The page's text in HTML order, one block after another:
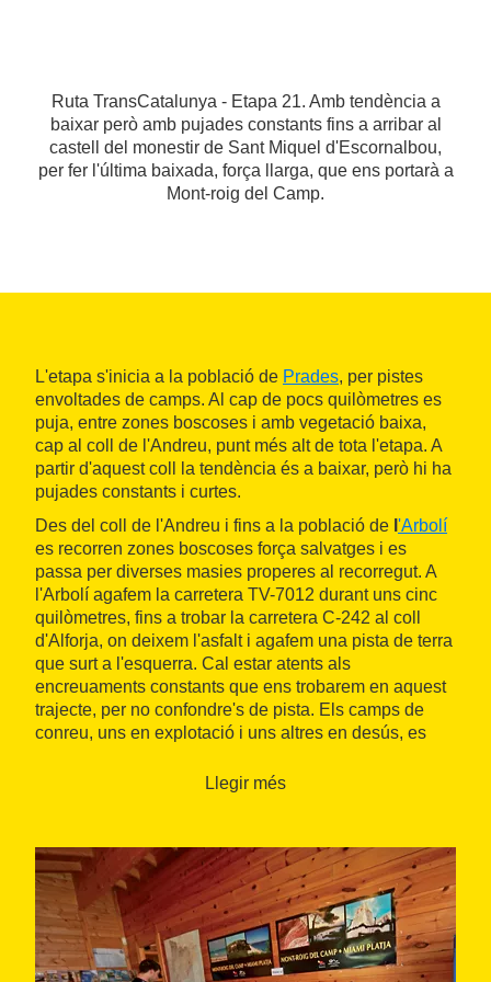
Ruta TransCatalunya - Etapa 21. Amb tendència a
baixar però amb pujades constants fins a arribar al
castell del monestir de Sant Miquel d'Escornalbou,
per fer l'última baixada, força llarga, que ens portarà a
Mont-roig del Camp.
L'etapa s'inicia a la població de Prades, per pistes
envoltades de camps. Al cap de pocs quilòmetres es
puja, entre zones boscoses i amb vegetació baixa,
cap al coll de l'Andreu, punt més alt de tota l'etapa. A
partir d'aquest coll la tendència és a baixar, però hi ha
pujades constants i curtes.
Des del coll de l'Andreu i fins a la població de 'Arbolí
es recorren zones boscoses força salvatges i es
passa per diverses masies properes al recorregut. A
l'Arbolí agafem la carretera TV-7012 durant uns cinc
quilòmetres, fins a trobar la carretera C-242 al coll
d'Alforja, on deixem l'asfalt i agafem una pista de terra
que surt a l'esquerra. Cal estar atents als
encreuaments constants que ens trobarem en aquest
trajecte, per no confondre's de pista. Els camps de
conreu, uns en explotació i uns altres en desús, es
Puigcerver a la dreta, iniciem un descens suau cap al
coll de la Teixeta
, per la pista carenera que al cap de
pocs quilòmetres es converteix en el camí de servei
del parc eòlic del coll de la Teixeta. En aquest punt
passarem molt a prop dels aerogeneradors. Cal estar
atents a la circulació de cotxes.
Llegir més